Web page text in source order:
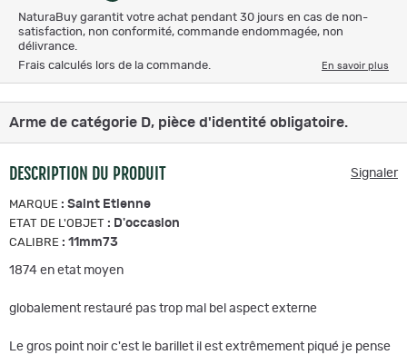
NaturaBuy garantit votre achat pendant 30 jours en cas de non-
satisfaction, non conformité, commande endommagée, non
délivrance.
Frais calculés lors de la commande.
En savoir plus
Arme de catégorie D, pièce d'identité obligatoire.
DESCRIPTION DU PRODUIT Signaler
MARQUE : Saint Etienne
ETAT DE L'OBJET : D'occasion
CALIBRE : 11mm73
1874 en etat moyen
globalement restauré pas trop mal bel aspect externe
Le gros point noir c'est le barillet il est extrêmement piqué je pense